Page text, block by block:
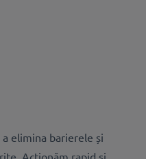
elimina barierele și